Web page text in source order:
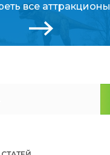
все аттракционы